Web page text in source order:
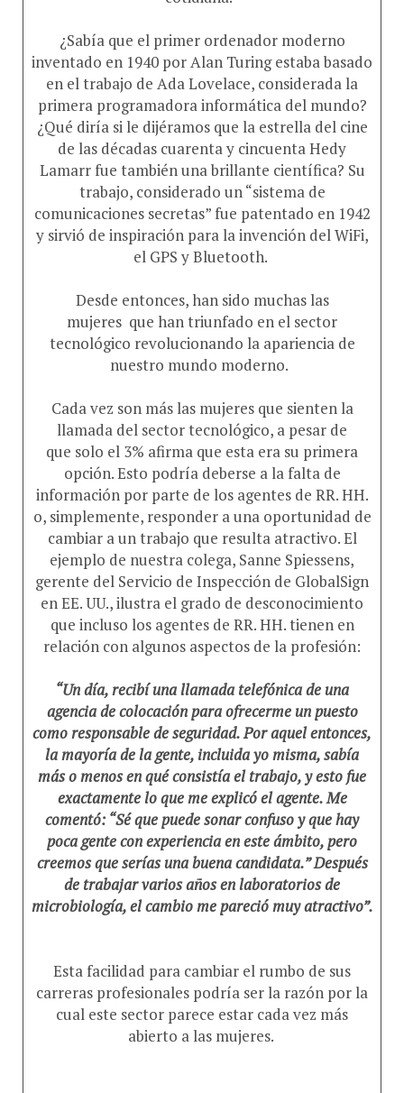
¿Sabía que el primer ordenador moderno
inventado en 1940 por Alan Turing estaba basado
en el trabajo de Ada Lovelace, considerada la
primera programadora informática del mundo?
¿Qué diría si le dijéramos que la estrella del cine
de las décadas cuarenta y cincuenta Hedy
Lamarr fue también una brillante científica? Su
trabajo, considerado un “sistema de
comunicaciones secretas” fue patentado en 1942
y sirvió de inspiración para la invención del WiFi,
el GPS y Bluetooth.
Desde entonces, han sido muchas las
mujeres que han triunfado en el sector
tecnológico revolucionando la apariencia de
nuestro mundo moderno.
Cada vez son más las mujeres que sienten la
llamada del sector tecnológico, a pesar de
que solo el 3% afirma que esta era su primera
opción. Esto podría deberse a la falta de
información por parte de los agentes de RR. HH.
o, simplemente, responder a una oportunidad de
cambiar a un trabajo que resulta atractivo. El
ejemplo de nuestra colega, Sanne Spiessens,
gerente del Servicio de Inspección de GlobalSign
en EE. UU., ilustra el grado de desconocimiento
que incluso los agentes de RR. HH. tienen en
relación con algunos aspectos de la profesión:
“Un día, recibí una llamada telefónica de una
agencia de colocación para ofrecerme un puesto
como responsable de seguridad. Por aquel entonces,
la mayoría de la gente, incluida yo misma, sabía
más o menos en qué consistía el trabajo, y esto fue
exactamente lo que me explicó el agente. Me
comentó: “Sé que puede sonar confuso y que hay
poca gente con experiencia en este ámbito, pero
creemos que serías una buena candidata.” Después
de trabajar varios años en laboratorios de
microbiología, el cambio me pareció muy atractivo”.
Esta facilidad para cambiar el rumbo de sus
carreras profesionales podría ser la razón por la
cual este sector parece estar cada vez más
abierto a las mujeres.